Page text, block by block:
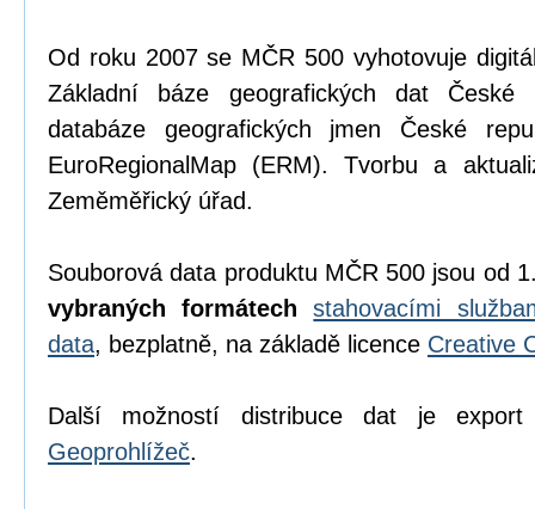
Od roku 2007 se MČR 500 vyhotovuje
Základní báze geografických dat České
databáze geografických jmen České
EuroRegionalMap (ERM). Tvorbu a
Zeměměřický úřad.
Souborová data produktu MČR 500 jsou od
vybraných formátech
stahovacími
data, bezplatně, na základě licence Creative
Další možností distribuce dat je
Geoprohlížeč.